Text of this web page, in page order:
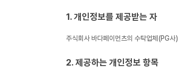
1. 개인정보를 제공받는 자
주식회사 바다페이먼츠의 수탁업체(PG사)
2. 제공하는 개인정보 항목